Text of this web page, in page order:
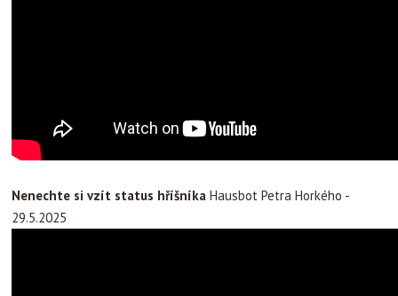
Nenechte si vzít status hříšníka Hausbot Petra Horkého -
29.5.2025